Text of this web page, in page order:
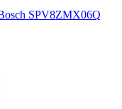
SPV8ZMX06Q